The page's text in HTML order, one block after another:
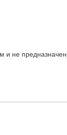
и не